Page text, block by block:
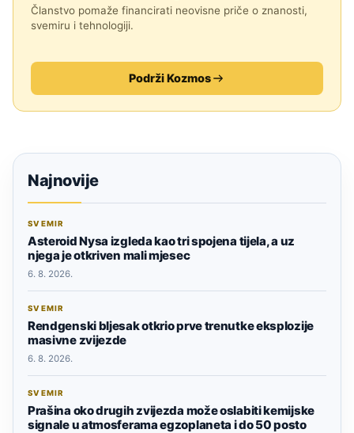
Članstvo pomaže financirati neovisne priče o znanosti,
svemiru i tehnologiji.
Podrži Kozmos
Najnovije
SVEMIR
Asteroid Nysa izgleda kao tri spojena tijela, a uz
njega je otkriven mali mjesec
6. 8. 2026.
SVEMIR
Rendgenski bljesak otkrio prve trenutke eksplozije
masivne zvijezde
6. 8. 2026.
SVEMIR
Prašina oko drugih zvijezda može oslabiti kemijske
signale u atmosferama egzoplaneta i do 50 posto